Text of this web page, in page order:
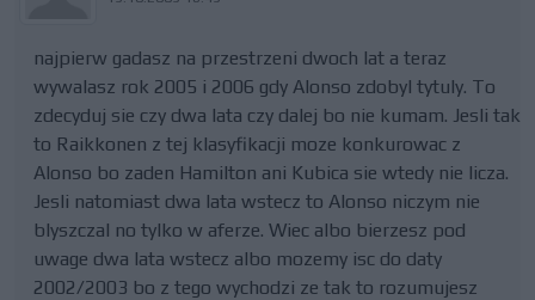
najpierw gadasz na przestrzeni dwoch lat a teraz
wywalasz rok 2005 i 2006 gdy Alonso zdobyl tytuly. To
zdecyduj sie czy dwa lata czy dalej bo nie kumam. Jesli tak
to Raikkonen z tej klasyfikacji moze konkurowac z
Alonso bo zaden Hamilton ani Kubica sie wtedy nie licza.
Jesli natomiast dwa lata wstecz to Alonso niczym nie
blyszczal no tylko w aferze. Wiec albo bierzesz pod
uwage dwa lata wstecz albo mozemy isc do daty
2002/2003 bo z tego wychodzi ze tak to rozumujesz